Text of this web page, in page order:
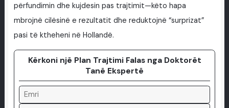
përfundimin dhe kujdesin pas trajtimit—këto hapa
mbrojnë cilësinë e rezultatit dhe reduktojnë “surprizat”
pasi të ktheheni në Hollandë.
Kërkoni një Plan Trajtimi Falas nga Doktorët
Tanë Ekspertë